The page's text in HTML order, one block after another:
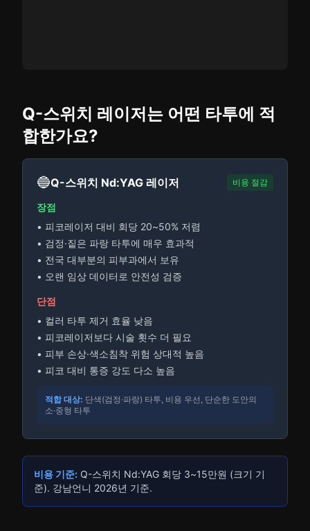
Q-스위치 레이저는 어떤 타투에 적
합한가요?
🔵Q-스위치 Nd:YAG 레이저 비용 절감
장점
• 피코레이저 대비 회당 20~50% 저렴
• 검정·짙은 파랑 타투에 매우 효과적
• 전국 대부분의 피부과에서 보유
• 오랜 임상 데이터로 안전성 검증
단점
• 컬러 타투 제거 효율 낮음
• 피코레이저보다 시술 횟수 더 필요
• 피부 손상·색소침착 위험 상대적 높음
• 피코 대비 통증 강도 다소 높음
적합 대상: 단색(검정·파랑) 타투, 비용 우선, 단순한 도안의
소·중형 타투
비용 기준: Q-스위치 Nd:YAG 회당 3~15만원 (크기 기
준). 강남언니 2026년 기준.